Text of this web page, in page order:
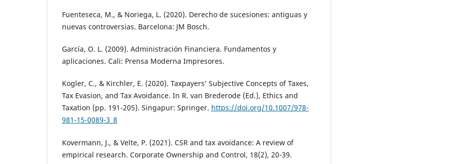
Fuenteseca, M., & Noriega, L. (2020). Derecho de sucesiones: antiguas y
nuevas controversias. Barcelona: JM Bosch.
García, O. L. (2009). Administración Financiera. Fundamentos y
aplicaciones. Cali: Prensa Moderna Impresores.
Kogler, C., & Kirchler, E. (2020). Taxpayers’ Subjective Concepts of Taxes,
Tax Evasion, and Tax Avoidance. In R. van Brederode (Ed.), Ethics and
Taxation (pp. 191-205). Singapur: Springer. https://doi.org/10.1007/978-
981-15-0089-3_8
Kovermann, J., & Velte, P. (2021). CSR and tax avoidance: A review of
empirical research. Corporate Ownership and Control, 18(2), 20-39.